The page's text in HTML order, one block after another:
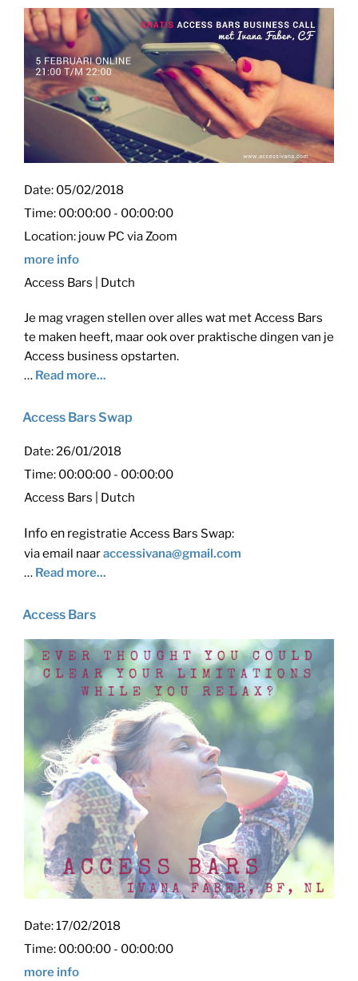
Date: 05/02/2018
Time: 00:00:00 - 00:00:00
Location: jouw PC via Zoom
more info
Access Bars | Dutch
Je mag vragen stellen over alles wat met Access Bars
te maken heeft, maar ook over praktische dingen van je
Access business opstarten.
… Read more...
Access Bars Swap
Date:26/01/2018
Time: 00:00:00 - 00:00:00
Access Bars | Dutch
Info en registratie Access Bars Swap:
via email naaraccessivana@gmail.com
… Read more...
Access Bars
Date:17/02/2018
Time: 00:00:00 - 00:00:00
more info